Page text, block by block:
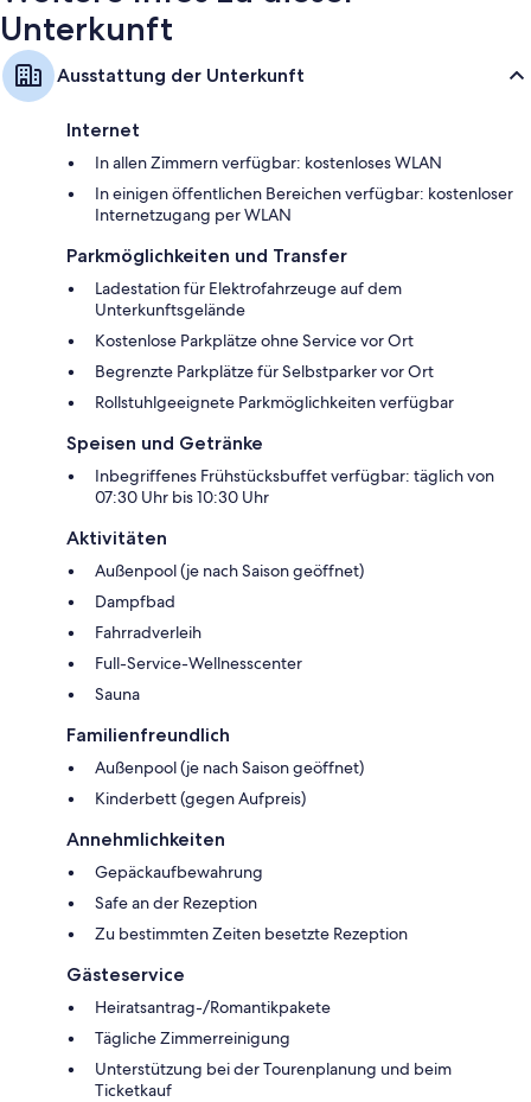
Unterkunft
Ausstattung der Unterkunft
Internet
In allen Zimmern verfügbar: kostenloses WLAN
In einigen öffentlichen Bereichen verfügbar: kostenloser
Internetzugang per WLAN
Parkmöglichkeiten und Transfer
Ladestation für Elektrofahrzeuge auf dem
Unterkunftsgelände
Kostenlose Parkplätze ohne Service vor Ort
Begrenzte Parkplätze für Selbstparker vor Ort
Rollstuhlgeeignete Parkmöglichkeiten verfügbar
Speisen und Getränke
Inbegriffenes Frühstücksbuffet verfügbar: täglich von
07:30 Uhr bis 10:30 Uhr
Aktivitäten
Außenpool (je nach Saison geöffnet)
Dampfbad
Fahrradverleih
Full-Service-Wellnesscenter
Sauna
Familienfreundlich
Außenpool (je nach Saison geöffnet)
Kinderbett (gegen Aufpreis)
Annehmlichkeiten
Gepäckaufbewahrung
Safe an der Rezeption
Zu bestimmten Zeiten besetzte Rezeption
Gästeservice
Heiratsantrag-/Romantikpakete
Tägliche Zimmerreinigung
Unterstützung bei der Tourenplanung und beim
Ticketkauf